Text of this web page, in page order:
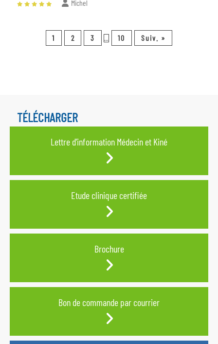
Michel
1 2 3 ... 10 Suiv. »
TÉLÉCHARGER
Lettre d'information Médecin et Kiné
Etude clinique certifiée
Brochure
Bon de commande par courrier